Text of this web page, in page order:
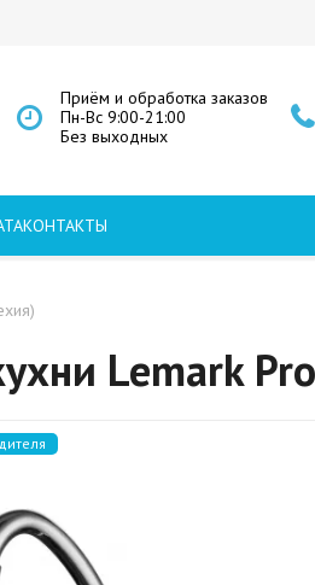
Приём и обработка заказов
Пн-Вс 9:00-21:00
Без выходных
КОНТАКТЫ
Lemark